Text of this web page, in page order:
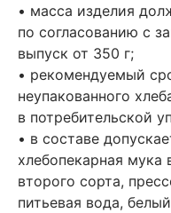
• масса изделия
по согласованию с
выпуск от 350 г;
• рекомендуемый
неупакованного
в потребительской
• в составе
хлебопекарная мука
второго сорта,
питьевая вода,